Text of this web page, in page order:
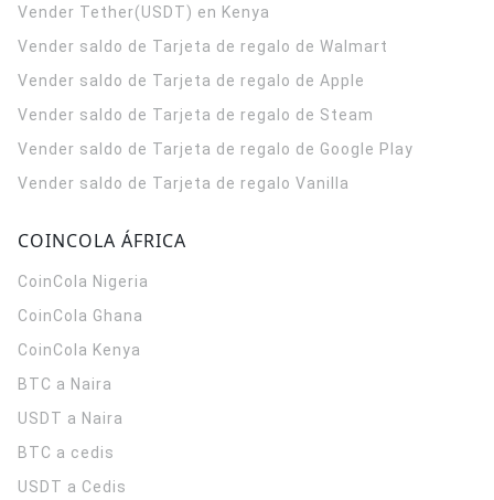
Vender Tether(USDT) en Kenya
Vender saldo de Tarjeta de regalo de Walmart
Vender saldo de Tarjeta de regalo de Apple
Vender saldo de Tarjeta de regalo de Steam
Vender saldo de Tarjeta de regalo de Google Play
Vender saldo de Tarjeta de regalo Vanilla
COINCOLA ÁFRICA
CoinCola Nigeria
CoinCola Ghana
CoinCola Kenya
BTC a Naira
USDT a Naira
BTC a cedis
USDT a Cedis